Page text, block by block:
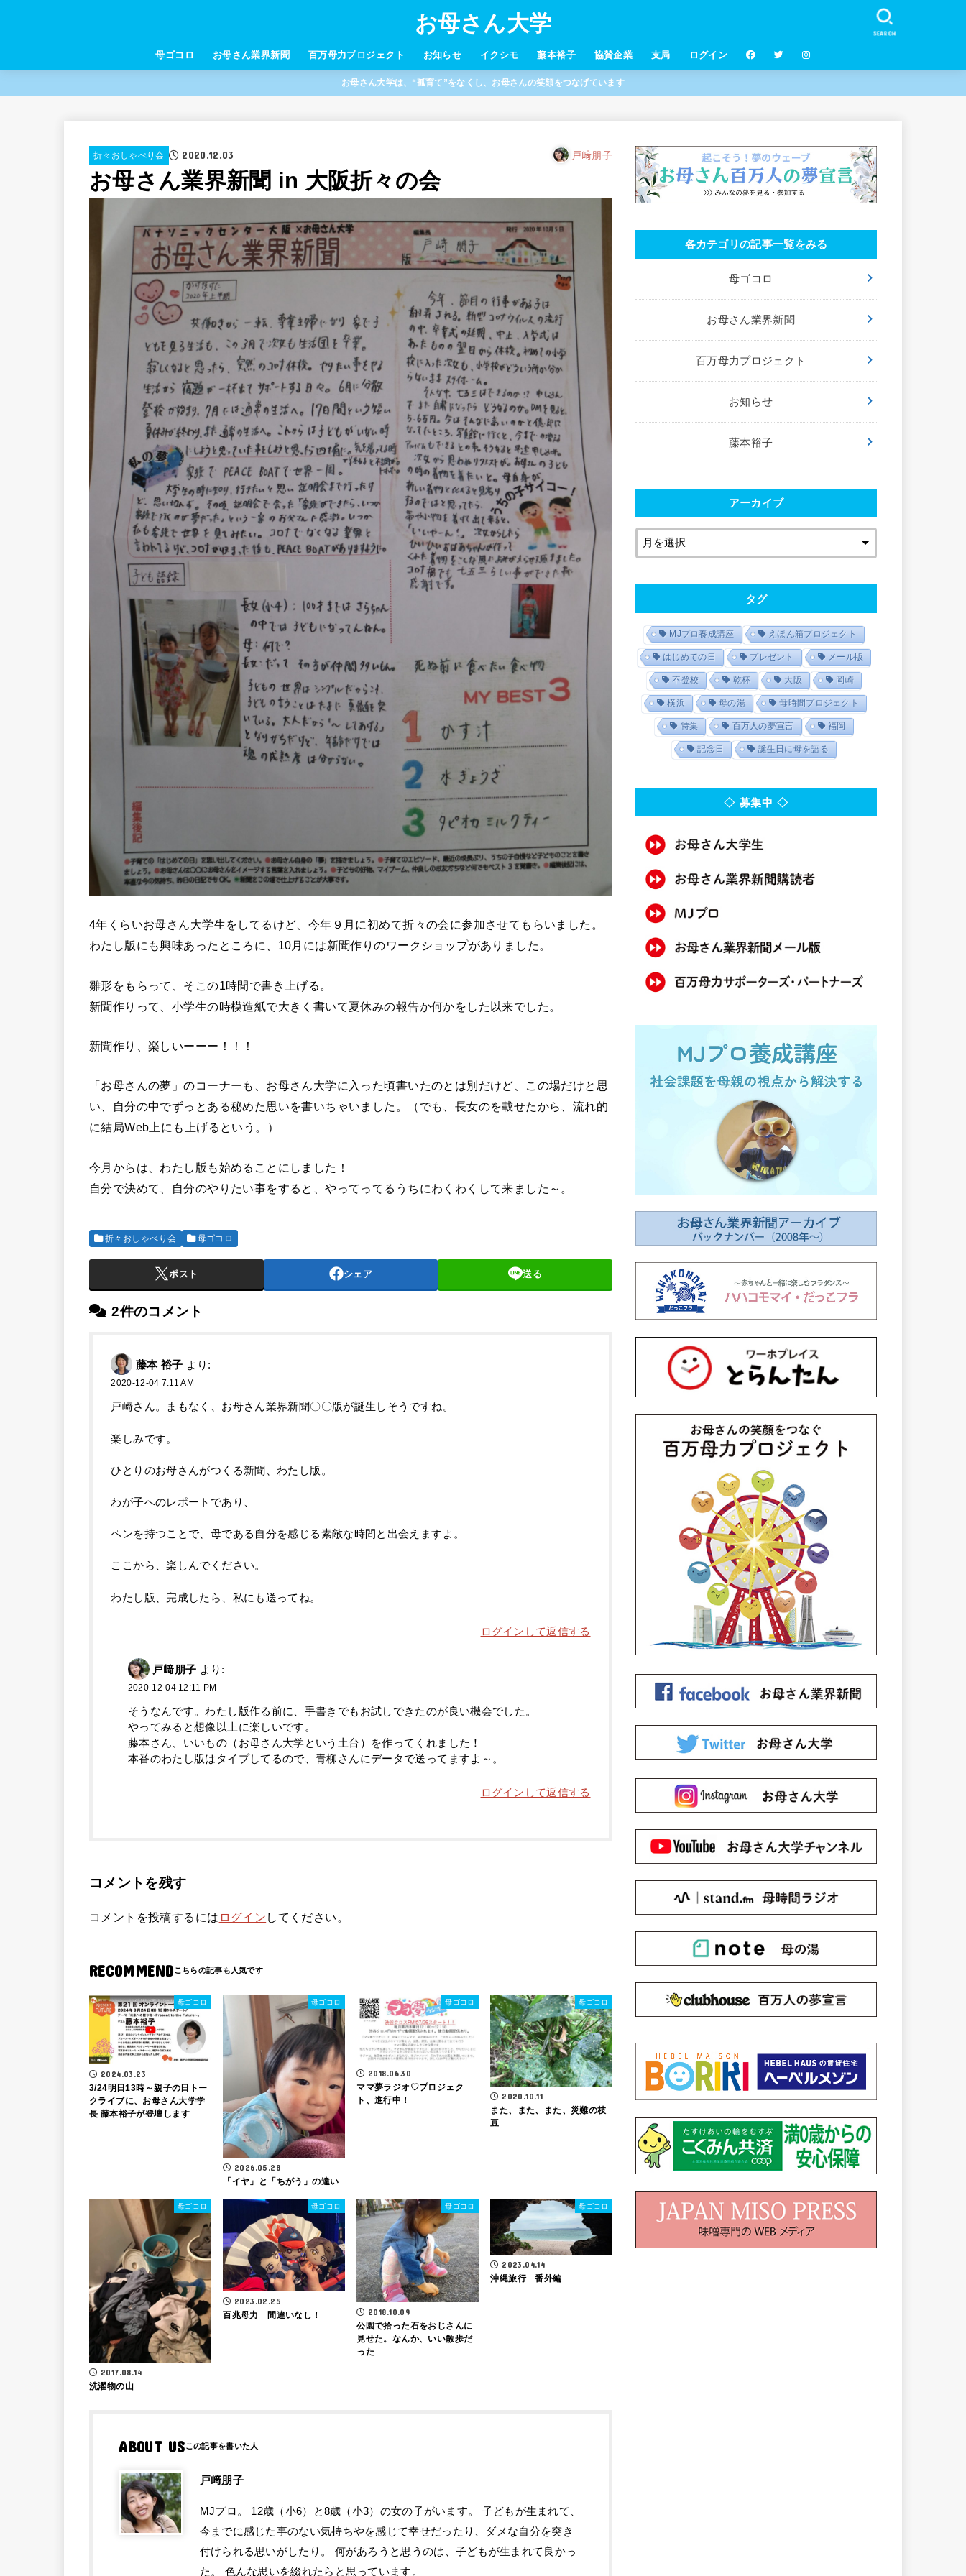
お母さん大学
母ゴコロ お母さん業界新聞 百万母力プロジェクト お知らせ イクシモ 藤本裕子 協賛企業 支局 ログイン
SEARCH
お母さん大学は、“孤育て”をなくし、お母さんの笑顔をつなげています
折々おしゃべり会 2020.12.03 戸﨑朋子
お母さん業界新聞 in 大阪折々の会
4年くらいお母さん大学生をしてるけど、今年９月に初めて折々の会に参加させてもらいました。
わたし版にも興味あったところに、10月には新聞作りのワークショップがありました。
雛形をもらって、そこの1時間で書き上げる。
新聞作りって、小学生の時模造紙で大きく書いて夏休みの報告か何かをした以来でした。
新聞作り、楽しいーーー！！！
「お母さんの夢」のコーナーも、お母さん大学に入った頃書いたのとは別だけど、この場だけと思
い、自分の中でずっとある秘めた思いを書いちゃいました。（でも、長女のを載せたから、流れ的
に結局Web上にも上げるという。）
今月からは、わたし版も始めることにしました！
自分で決めて、自分のやりたい事をすると、やってってるうちにわくわくして来ました～。
折々おしゃべり会 母ゴコロ
ポスト シェア 送る
2件のコメント
藤本 裕子 より:
2020-12-04 7:11 AM
戸崎さん。まもなく、お母さん業界新聞〇〇版が誕生しそうですね。
楽しみです。
ひとりのお母さんがつくる新聞、わたし版。
わが子へのレポートであり、
ペンを持つことで、母である自分を感じる素敵な時間と出会えますよ。
ここから、楽しんでください。
わたし版、完成したら、私にも送ってね。
ログインして返信する
戸﨑朋子 より:
2020-12-04 12:11 PM
そうなんです。わたし版作る前に、手書きでもお試しできたのが良い機会でした。
やってみると想像以上に楽しいです。
藤本さん、いいもの（お母さん大学という土台）を作ってくれました！
本番のわたし版はタイプしてるので、青柳さんにデータで送ってますよ～。
ログインして返信する
コメントを残す
コメントを投稿するには ログイン してください。
RECOMMEND
母ゴコロ
2024.03.23
3/24明日13時～親子の日トー
クライブに、お母さん大学学
長 藤本裕子が登壇します
母ゴコロ
2026.05.28
「イヤ」と「ちがう」の違い
母ゴコロ
2018.06.30
ママ夢ラジオ♡プロジェク
ト、進行中！
母ゴコロ
2020.10.11
また、また、また、災難の枝
豆
母ゴコロ
2017.08.14
洗濯物の山
母ゴコロ
2023.02.25
百兆母力 間違いなし！
母ゴコロ
2018.10.09
公園で拾った石をおじさんに
見せた。なんか、いい散歩だ
った
母ゴコロ
2023.04.14
沖縄旅行 番外編
ABOUT US
戸﨑朋子
MJプロ。 12歳（小6）と8歳（小3）の女の子がいます。 子どもが生まれて、
今までに感じた事のない気持ちやを感じて幸せだったり、ダメな自分を突き
付けられる思いがしたり。 何があろうと思うのは、子どもが生まれて良かっ
た。 色んな思いを綴れたらと思っています。
各カテゴリの記事一覧をみる
母ゴコロ
お母さん業界新聞
百万母力プロジェクト
お知らせ
藤本裕子
アーカイブ
タグ
MJプロ養成講座 えほん箱プロジェクト
はじめての日 プレゼント メール版
不登校 乾杯 大阪 岡崎
横浜 母の湯 母時間プロジェクト
特集 百万人の夢宣言 福岡
記念日 誕生日に母を語る
◇ 募集中 ◇